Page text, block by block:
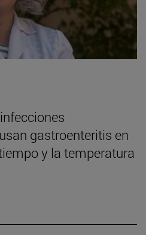
gastroenteritis en
y la temperatura